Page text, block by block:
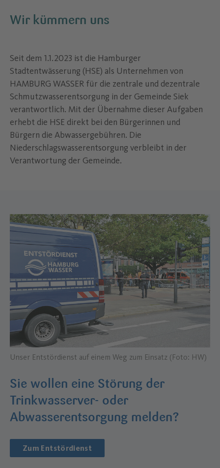
Wir kümmern uns
Seit dem 1.1.2023 ist die Hamburger
Stadtentwässerung (HSE) als Unternehmen von
HAMBURG WASSER für die zentrale und dezentrale
Schmutzwasserentsorgung in der Gemeinde Siek
verantwortlich. Mit der Übernahme dieser Aufgaben
erhebt die HSE direkt bei den Bürgerinnen und
Bürgern die Abwassergebühren. Die
Niederschlagswasserentsorgung verbleibt in der
Verantwortung der Gemeinde.
Unser Entstördienst auf einem Weg zum Einsatz (Foto: HW)
Sie wollen eine Störung der
Trinkwasserver- oder
Abwasserentsorgung melden?
Zum Entstördienst